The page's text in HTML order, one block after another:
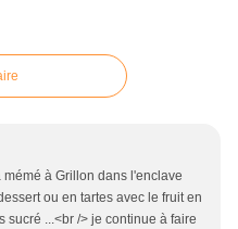
à Grillon dans l'enclave
ou en tartes avec le fruit en
sucré ...<br /> je continue à faire